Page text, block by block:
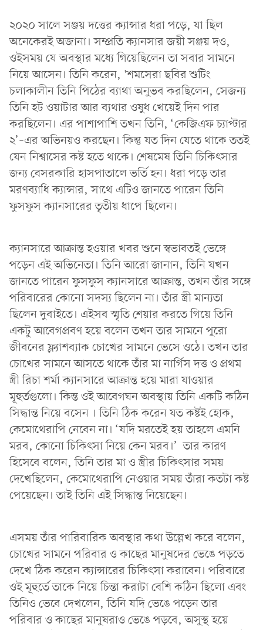
২০২০ সালে সঞ্জয় দত্তের ক্যান্সার ধরা পড়ে, যা ছিল
অনেকেরই অজানা। সম্প্রতি ক্যানসার জয়ী সঞ্জয় দও,
ওইসময় যে অবস্থার মধ্যে গিয়েছিলেন তা সবার সামনে
নিয়ে আসেন। তিনি করেন, 'শমসেরা ছবির শুটিং
চলাকালীন তিনি পিঠের ব্যাথা অনুভব করছিলেন, সেজন্য
তিনি হট ওয়াটার আর ব্যথার ওষুধ খেয়েই দিন পার
করছিলেন। এর পাশাপাশি তখন তিনি, ‘কেজিএফ চ্যাপ্টার
২’–এর অভিনয়ও করছেন। কিন্তু যত দিন যেতে থাকে ততই
যেন নিশ্বাসের কষ্ট হতে থাকে। শেষমেষ তিনি চিকিৎসার
জন্য বেসরকারি হাসপাতালে ভর্তি হন। ধরা পড়ে তার
মরণব্যাধি ক্যান্সার, সাথে এটিও জানতে পারেন তিনি
ফুসফুস ক্যানসারের তৃতীয় ধাপে ছিলেন।
ক্যানসারে আক্রান্ত হওয়ার খবর শুনে স্বভাবতই ভেঙ্গে
পড়েন এই অভিনেতা। তিনি আরো জানান, তিনি যখন
জানতে পারেন ফুসফুস ক্যানসারে আক্রান্ত, তখন তাঁর সঙ্গে
পরিবারের কোনো সদস্য ছিলেন না। তাঁর স্ত্রী মান্যতা
ছিলেন দুবাইতে। এইসব স্মৃতি শেয়ার করতে গিয়ে তিনি
একটু আবেগপ্রবণ হয়ে বলেন তখন তার সামনে পুরো
জীবনের ফ্ল্যাশব্যাক চোখের সামনে ভেসে ওঠে। তখন তার
চোখের সামনে আসতে থাকে তাঁর মা নার্গিস দত্ত ও প্রথম
স্ত্রী রিচা শর্মা ক্যানসারে আক্রান্ত হয়ে মারা যাওয়ার
মূহুর্তগুলো। কিন্ত ওই আবেগঘন অবস্থায় তিনি একটি কঠিন
সিদ্ধান্ত নিয়ে বসেন । তিনি ঠিক করেন যত কষ্টই হোক,
কেমোথেরাপি নেবেন না। ‘যদি মরতেই হয় তাহলে এমনি
মরব, কোনো চিকিৎসা নিয়ে কেন মরব।’ তার কারণ
হিসেবে বলেন, তিনি তার মা ও স্ত্রীর চিকিৎসার সময়
দেখেছিলেন, কেমোথেরাপি নেওয়ার সময় তাঁরা কতটা কষ্ট
পেয়েছেন। তাই তিনি এই সিদ্ধান্ত নিয়েছেন।
এসময় তাঁর পারিবারিক অবস্থার কথা উল্লেখ করে বলেন,
চোখের সামনে পরিবার ও কাছের মানুষদের ভেঙে পড়তে
দেখে ঠিক করেন ক্যান্সারের চিকিৎসা করাবেন। পরিবারে
ওই মূহুর্তে তাকে নিয়ে চিন্তা করাটা বেশি কঠিন ছিলো এবং
তিনিও ভেবে দেখলেন, তিনি যদি ভেঙে পড়েন তার
পরিবার ও কাছের মানুষরাও ভেঙে পড়বে, অসুস্থ হয়ে